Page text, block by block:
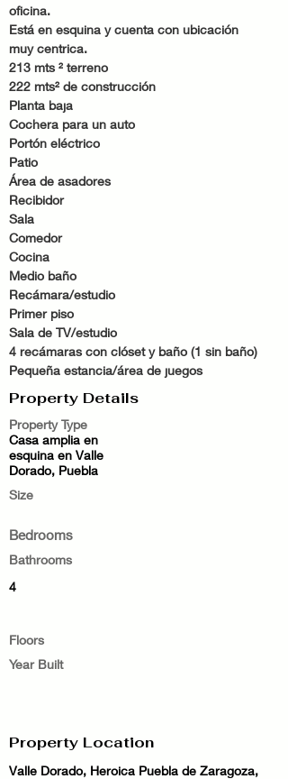
oficina.
Está en esquina y cuenta con ubicación
muy centrica.
213 mts ² terreno
222 mts² de construcción
Planta baja
Cochera para un auto
Portón eléctrico
Patio
Área de asadores
Recibidor
Sala
Comedor
Cocina
Medio baño
Recámara/estudio
Primer piso
Sala de TV/estudio
4 recámaras con clóset y baño (1 sin baño)
Pequeña estancia/área de juegos
Property Details
Property Type
Casa amplia en
esquina en Valle
Dorado, Puebla
Size
Bedrooms
Bathrooms
4
Floors
Year Built
Property Location
Valle Dorado, Heroica Puebla de Zaragoza,